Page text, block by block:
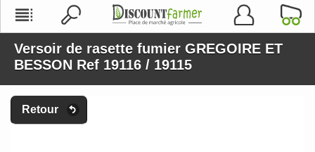
Versoir de rasette fumier GREGOIRE ET
BESSON Ref 19116 / 19115
Retour